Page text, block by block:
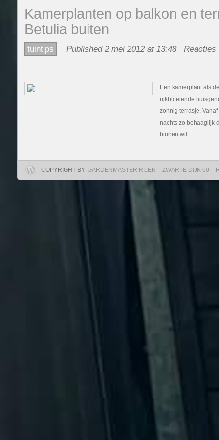
Kamerplanten op balkon en
Betulia buiten
tuintips Published 2 mei 2012 at 13:48 Reacties
Een kamerplant als
rijkbloeiende
zonnig terrasje.
nachts zo behaaglijk
binnen wil…
COPYRIGHT BY GARDENMASTER RIJEN – ZWARTE DIJK 60 –